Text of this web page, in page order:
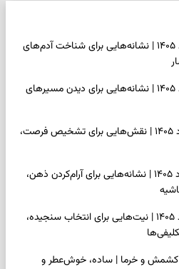
فال اسم امروز یکشنبه ۱۸ مرداد ۱۴۰۵ | نشانه‌هایی برای شناخت آدم‌های
فال چای امروز یکشنبه ۱۸ مرداد ۱۴۰۵ | نشانه‌هایی برای دیدن مسیرهای
فال قهوه امروز یکشنبه ۱۸ مرداد ۱۴۰۵ | نقش‌هایی برای تشخیص فرصت،
فال شمع امروز یکشنبه ۱۸ مرداد ۱۴۰۵ | نشانه‌هایی برای آرام‌کردن ذهن،
فال ابجد امروز یکشنبه ۱۸ مرداد ۱۴۰۵ | نیت‌هایی برای انتخاب سنجیده،
کشمش و خرما | ساده، خوش‌عطر و